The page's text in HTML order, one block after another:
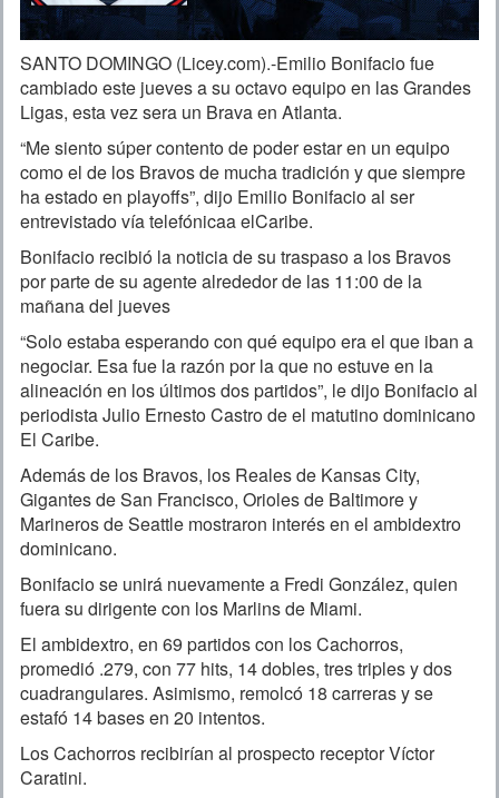
SANTO DOMINGO (Licey.com).-Emilio Bonifacio fue
cambiado este jueves a su octavo equipo en las Grandes
Ligas, esta vez sera un Brava en Atlanta.
“Me siento súper contento de poder estar en un equipo
como el de los Bravos de mucha tradición y que siempre
ha estado en playoffs”, dijo Emilio Bonifacio al ser
entrevistado vía telefónicaa elCaribe.
Bonifacio recibió la noticia de su traspaso a los Bravos
por parte de su agente alrededor de las 11:00 de la
mañana del jueves
“Solo estaba esperando con qué equipo era el que iban a
negociar. Esa fue la razón por la que no estuve en la
alineación en los últimos dos partidos”, le dijo Bonifacio al
periodista Julio Ernesto Castro de el matutino dominicano
El Caribe.
Además de los Bravos, los Reales de Kansas City,
Gigantes de San Francisco, Orioles de Baltimore y
Marineros de Seattle mostraron interés en el ambidextro
dominicano.
Bonifacio se unirá nuevamente a Fredi González, quien
fuera su dirigente con los Marlins de Miami.
El ambidextro, en 69 partidos con los Cachorros,
promedió .279, con 77 hits, 14 dobles, tres triples y dos
cuadrangulares. Asimismo, remolcó 18 carreras y se
estafó 14 bases en 20 intentos.
Los Cachorros recibirían al prospecto receptor Víctor
Caratini.